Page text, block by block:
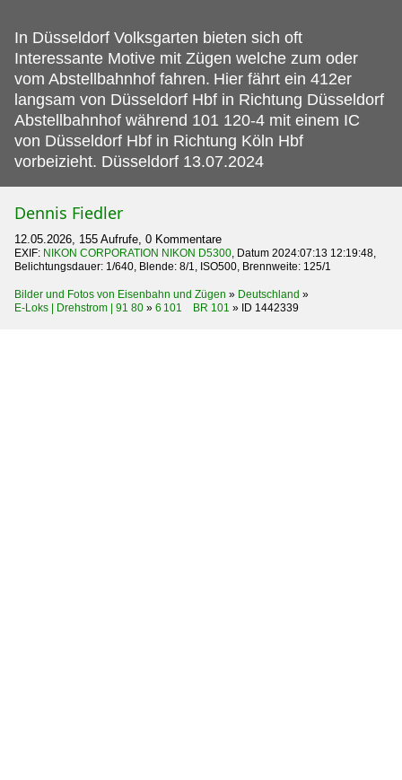
In Düsseldorf Volksgarten bieten sich oft
Interessante Motive mit Zügen welche zum oder
vom Abstellbahnhof fahren. Hier fährt ein 412er
langsam von Düsseldorf Hbf in Richtung Düsseldorf
Abstellbahnhof während 101 120-4 mit einem IC
von Düsseldorf Hbf in Richtung Köln Hbf
vorbeizieht. Düsseldorf 13.07.2024
Dennis Fiedler
12.05.2026, 155 Aufrufe, 0 Kommentare
EXIF: NIKON CORPORATION NIKON D5300, Datum 2024:07:13 12:19:48,
Belichtungsdauer: 1/640, Blende: 8/1, ISO500, Brennweite: 125/1
Bilder und Fotos von Eisenbahn und Zügen » Deutschland »
E-Loks | Drehstrom | 91 80 » 6 101 BR 101 » ID 1442339